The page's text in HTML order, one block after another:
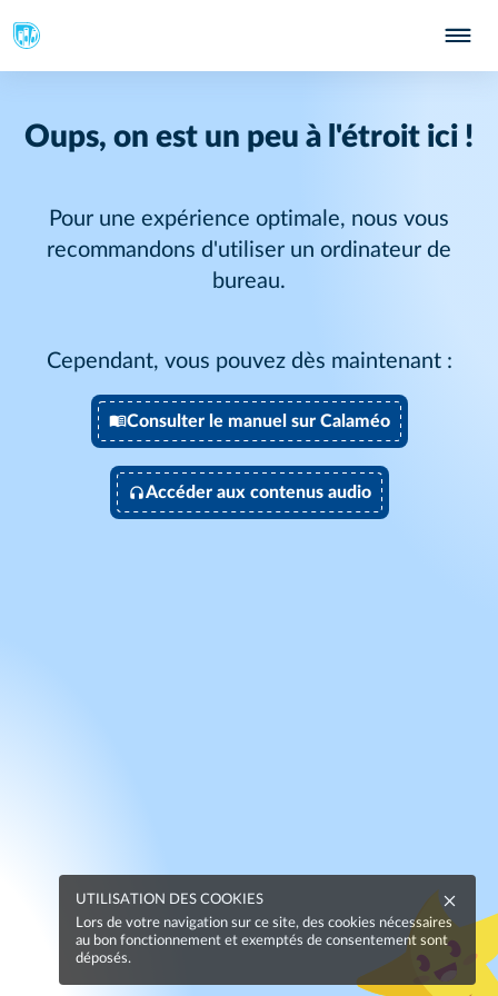
Oups, on est un peu à l'étroit ici !
Pour une expérience optimale, nous vous
recommandons d'utiliser un ordinateur de
bureau.
Cependant, vous pouvez dès maintenant :
Consulter le manuel sur Calaméo
Accéder aux contenus audio
UTILISATION DES COOKIES
Lors de votre navigation sur ce site, des cookies nécessaires
au bon fonctionnement et exemptés de consentement sont
déposés.